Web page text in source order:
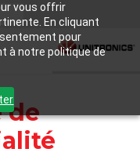
vous offrir
En cliquant
pour
à notre politique de
de